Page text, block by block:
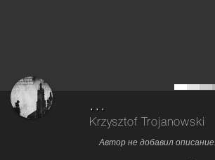
...
Krzysztof Trojanowski
Автор не добавил описание.